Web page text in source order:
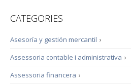
CATEGORIES
›
Asesoría y gestión mercantil
›
Assessoria contable i administrativa
›
Assessoria financera